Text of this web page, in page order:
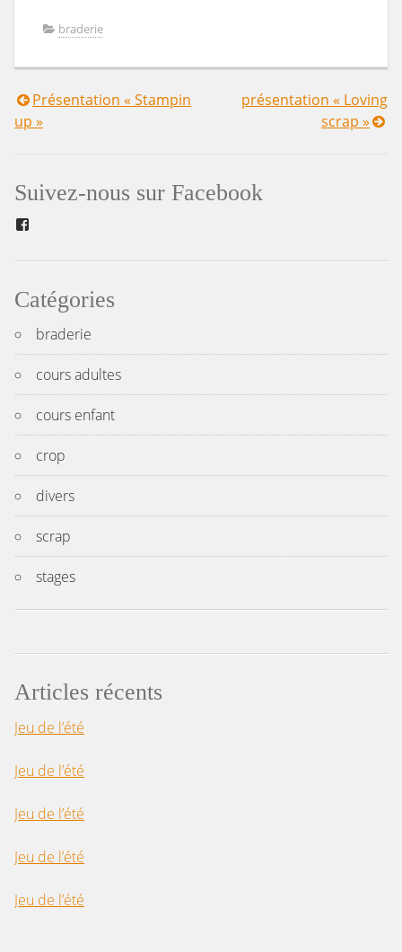
vous épinglez
quelque chose.
Publications
braderie
Navigation
l’article
Présentation « Stampin
up »
présentation « Loving
scrap »
Suivez-nous sur Facebook
Catégories
braderie
cours adultes
cours enfant
crop
divers
scrap
stages
Articles récents
Jeu de l’été
Jeu de l’été
Jeu de l’été
Jeu de l’été
Jeu de l’été